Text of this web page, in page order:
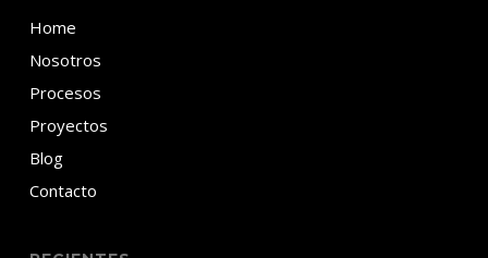
Home
Nosotros
Procesos
Proyectos
Blog
Contacto